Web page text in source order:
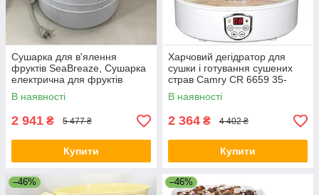
Сушарка для в'ялення
фруктів SeaBreaze, Сушарка
електрична для фруктів
Електронна грибів OX-84
В наявності
2 941 ₴ 5 477 ₴
Купити
Харчовий дегідратор для
сушки і готування сушених
страв Camry CR 6659 35-
70°C 240Вт CT-84
В наявності
2 364 ₴ 4 402 ₴
Купити
–46% –46%